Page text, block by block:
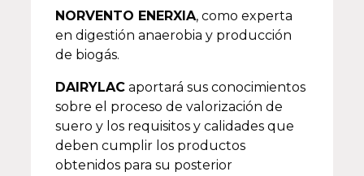
NORVENTO ENERXIA, como experta
en digestión anaerobia y producción
de biogás.
DAIRYLAC aportará sus conocimientos
sobre el proceso de valorización de
suero y los requisitos y calidades que
deben cumplir los productos
obtenidos para su posterior